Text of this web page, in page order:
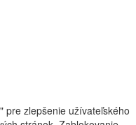
pre zlepšenie užívateľského